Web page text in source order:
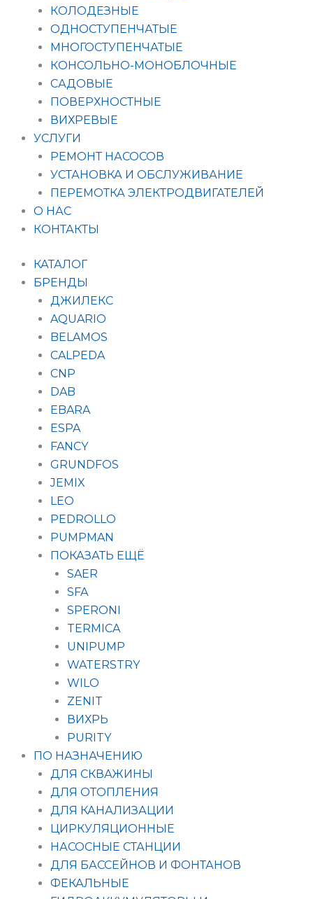
КОЛОДЕЗНЫЕ
ОДНОСТУПЕНЧАТЫЕ
МНОГОСТУПЕНЧАТЫЕ
КОНСОЛЬНО-МОНОБЛОЧНЫЕ
САДОВЫЕ
ПОВЕРХНОСТНЫЕ
ВИХРЕВЫЕ
УСЛУГИ
РЕМОНТ НАСОСОВ
УСТАНОВКА И ОБСЛУЖИВАНИЕ
ПЕРЕМОТКА ЭЛЕКТРОДВИГАТЕЛЕЙ
О НАС
КОНТАКТЫ
КАТАЛОГ
БРЕНДЫ
ДЖИЛЕКС
AQUARIO
BELAMOS
CALPEDA
CNP
DAB
EBARA
ESPA
FANCY
GRUNDFOS
JEMIX
LEO
PEDROLLO
PUMPMAN
ПОКАЗАТЬ ЕЩЁ
SAER
SFA
SPERONI
TERMICA
UNIPUMP
WATERSTRY
WILO
ZENIT
ВИХРЬ
PURITY
ПО НАЗНАЧЕНИЮ
ДЛЯ СКВАЖИНЫ
ДЛЯ ОТОПЛЕНИЯ
ДЛЯ КАНАЛИЗАЦИИ
ЦИРКУЛЯЦИОННЫЕ
НАСОСНЫЕ СТАНЦИИ
ДЛЯ БАССЕЙНОВ И ФОНТАНОВ
ФЕКАЛЬНЫЕ